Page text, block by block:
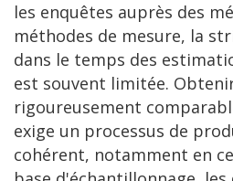
les enquêtes auprès des
méthodes de mesure, la
dans le temps des
est souvent limitée.
rigoureusement
exige un processus de
cohérent, notamment en